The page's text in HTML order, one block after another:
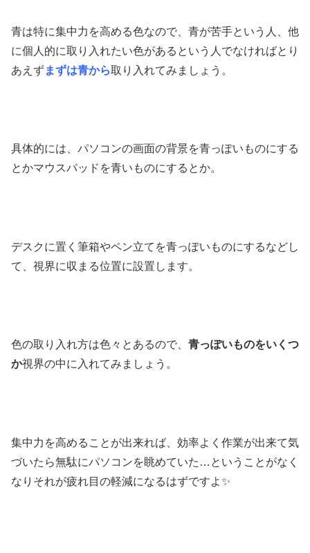
青は特に集中力を高める色なので、青が苦手という人、他
に個人的に取り入れたい色があるという人でなければとり
あえずまずは青から取り入れてみましょう。
具体的には、パソコンの画面の背景を青っぽいものにする
とかマウスパッドを青いものにするとか。
デスクに置く筆箱やペン立てを青っぽいものにするなどし
て、視界に収まる位置に設置します。
色の取り入れ方は色々とあるので、 青っぽいものをいくつ
か視界の中に入れてみましょう。
集中力を高めることが出来れば、効率よく作業が出来て気
づいたら無駄にパソコンを眺めていた…ということがなく
なりそれが疲れ目の軽減になるはずですよ✨